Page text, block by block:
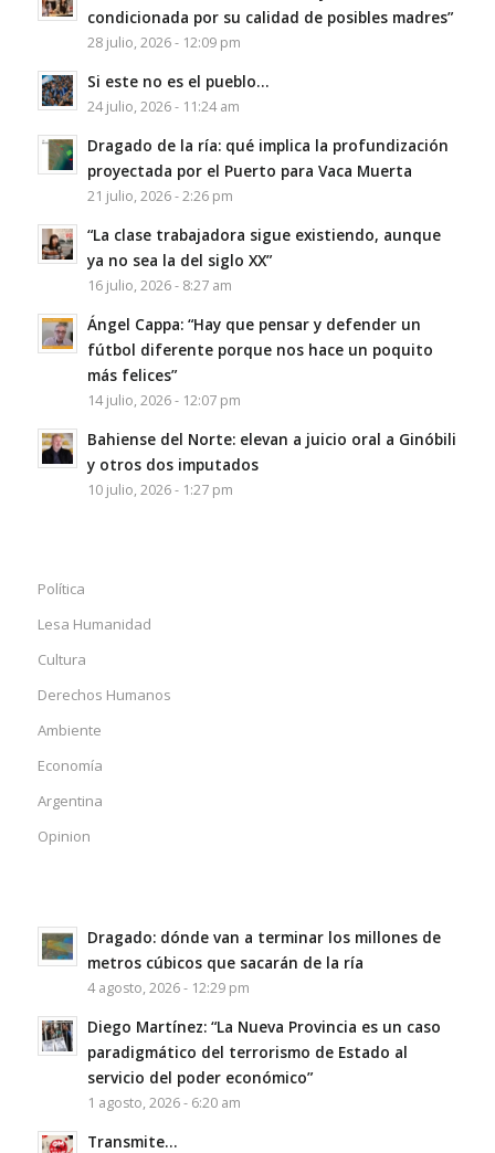
condicionada por su calidad de posibles madres”
28 julio, 2026 - 12:09 pm
Si este no es el pueblo…
24 julio, 2026 - 11:24 am
Dragado de la ría: qué implica la profundización
proyectada por el Puerto para Vaca Muerta
21 julio, 2026 - 2:26 pm
“La clase trabajadora sigue existiendo, aunque
ya no sea la del siglo XX”
16 julio, 2026 - 8:27 am
Ángel Cappa: “Hay que pensar y defender un
fútbol diferente porque nos hace un poquito
más felices”
14 julio, 2026 - 12:07 pm
Bahiense del Norte: elevan a juicio oral a Ginóbili
y otros dos imputados
10 julio, 2026 - 1:27 pm
Política
Lesa Humanidad
Cultura
Derechos Humanos
Ambiente
Economía
Argentina
Opinion
Dragado: dónde van a terminar los millones de
metros cúbicos que sacarán de la ría
4 agosto, 2026 - 12:29 pm
Diego Martínez: “La Nueva Provincia es un caso
paradigmático del terrorismo de Estado al
servicio del poder económico”
1 agosto, 2026 - 6:20 am
Transmite…